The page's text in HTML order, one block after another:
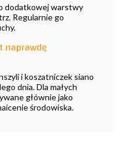
dodatkowej warstwy
Regularnie go
naprawdę
i koszatniczek siano
dnia. Dla małych
głównie jako
środowiska.